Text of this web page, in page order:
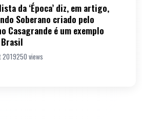
da ‘Época’ diz, em artigo,
Soberano criado pelo
Casagrande é um exemplo
2019250 views